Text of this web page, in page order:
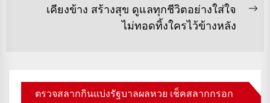
เคียงข้าง สร้างสุข ดูแลทุกชีวิตอย่างใส่ใจ
ไม่ทอดทิ้งใครไว้ข้างหลัง
ตรวจสลากกินแบ่งรัฐบาลผลหวย เช็คสลากกรอก